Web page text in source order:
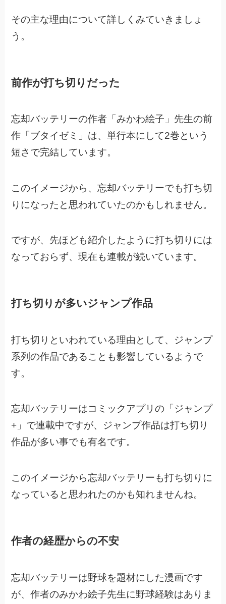
その主な理由について詳しくみていきましょ
う。
前作が打ち切りだった
忘却バッテリーの作者「みかわ絵子」先生の前
作「ブタイゼミ」は、単行本にして2巻という
短さで完結しています。
このイメージから、忘却バッテリーでも打ち切
りになったと思われていたのかもしれません。
ですが、先ほども紹介したように打ち切りには
なっておらず、現在も連載が続いています。
打ち切りが多いジャンプ作品
打ち切りといわれている理由として、ジャンプ
系列の作品であることも影響しているようで
す。
忘却バッテリーはコミックアプリの「ジャンプ
+」で連載中ですが、 ジャンプ作品は打ち切り
作品が多い事でも有名です。
このイメージから忘却バッテリーも打ち切りに
なっていると思われたのかも知れませんね。
作者の経歴からの不安
忘却バッテリーは野球を題材にした漫画です
が、作者のみかわ絵子先生に野球経験はありま